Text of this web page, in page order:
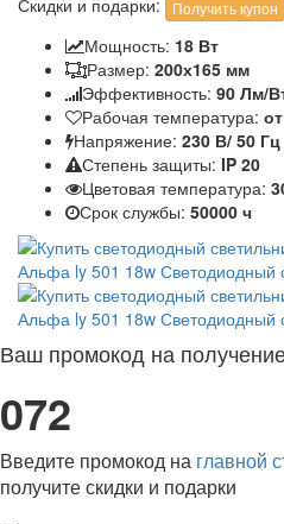
Скидки и подарки:
Получить купон
Мощность: 18 Вт
Размер: 200х165 мм
Эффективность: 90 Лм/
Рабочая температура:
Напряжение: 230 В/ 50 Гц
Степень защиты: IP 20
Цветовая температура:
Срок службы: 50000 ч
Альфа ly 501 18w Светодиодный
Альфа ly 501 18w Светодиодный
Ваш промокод на
072
Введите промокод на главной
получите скидки и подарки